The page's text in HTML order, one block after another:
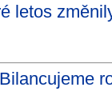
letos